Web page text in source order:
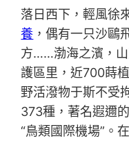
落日西下，輕風徐
養 ，偶有一只沙鷗
方……渤海之濱，
護區里，近700蒔
野活潑物于斯不受
373種，著名遐邇
“鳥類國際機場”。